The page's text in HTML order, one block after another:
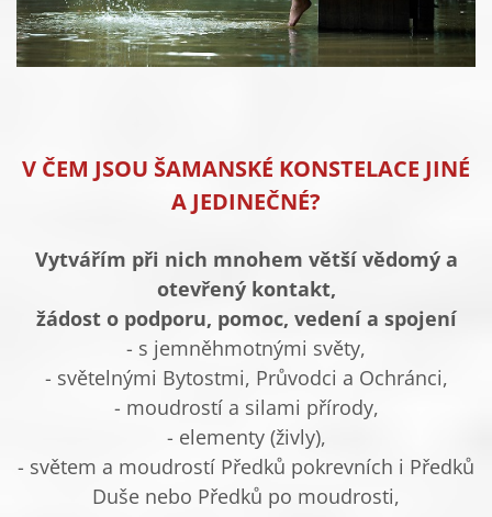
V ČEM JSOU ŠAMANSKÉ KONSTELACE JINÉ
A JEDINEČNÉ?
Vytvářím při nich mnohem větší vědomý a
otevřený kontakt,
žádost o podporu, pomoc, vedení a spojení
- s jemněhmotnými světy,
- světelnými Bytostmi, Průvodci a Ochránci,
- moudrostí a silami přírody,
- elementy (živly),
- světem a moudrostí Předků pokrevních i Předků
Duše nebo Předků po moudrosti,